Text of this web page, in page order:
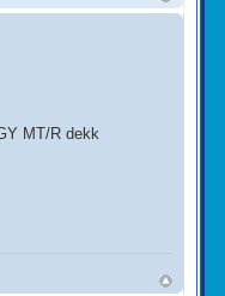
MT/R dekk